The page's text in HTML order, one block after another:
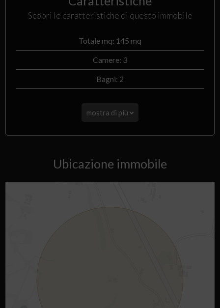
Scopri le caratteristiche di questo immobile
Totale mq: 145 mq
Camere: 3
Bagni: 2
mostra di più
Ubicazione immobile